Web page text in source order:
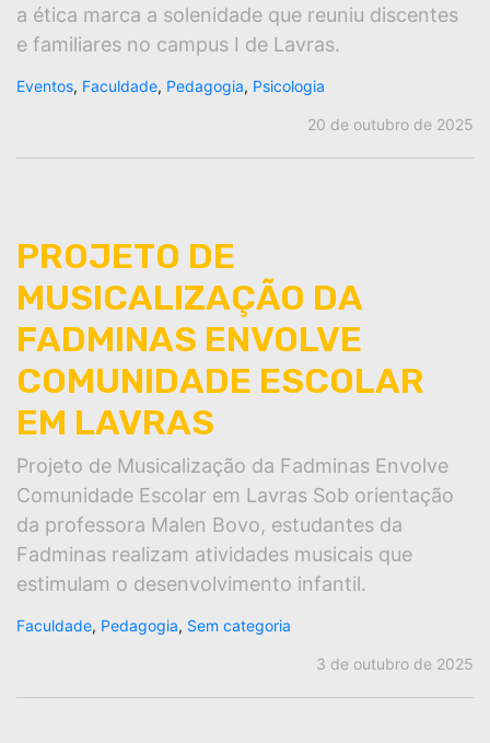
a ética marca a solenidade que reuniu discentes
e familiares no campus I de Lavras.
Eventos, Faculdade, Pedagogia, Psicologia
20 de outubro de 2025
PROJETO DE
MUSICALIZAÇÃO DA
FADMINAS ENVOLVE
COMUNIDADE ESCOLAR
EM LAVRAS
Projeto de Musicalização da Fadminas Envolve
Comunidade Escolar em Lavras Sob orientação
da professora Malen Bovo, estudantes da
Fadminas realizam atividades musicais que
estimulam o desenvolvimento infantil.
Faculdade, Pedagogia, Sem categoria
3 de outubro de 2025